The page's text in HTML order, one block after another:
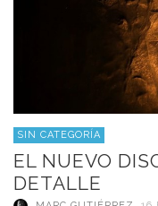
SIN CATEGORÍA
EL NUEVO
DETALLE